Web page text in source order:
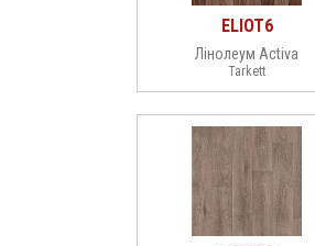
ELIOT6
Лінолеум Activa
Tarkett